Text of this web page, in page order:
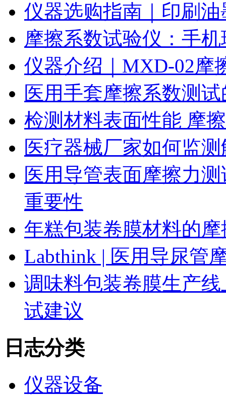
仪器选购指南｜印刷
摩擦系数试验仪：手
仪器介绍｜MXD-02摩
医用手套摩擦系数测
检测材料表面性能 摩
医疗器械厂家如何监
医用导管表面摩擦力
重要性
年糕包装卷膜材料的
Labthink | 医用导尿管
调味料包装卷膜生产
试建议
日志分类
仪器设备